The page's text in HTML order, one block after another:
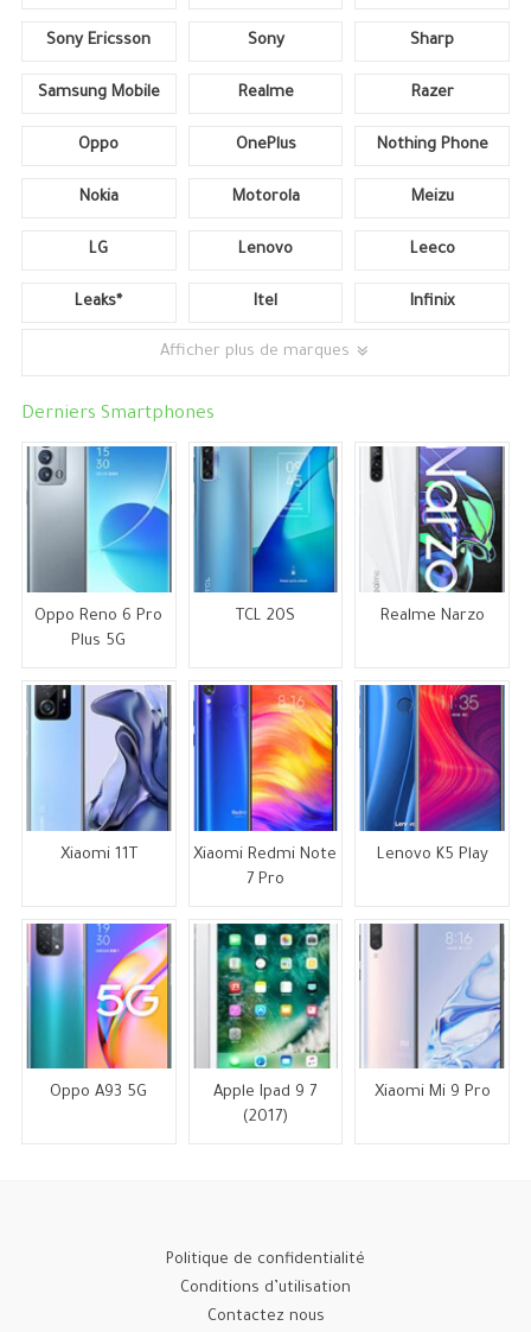
Sony Ericsson Sony Sharp
Samsung Mobile Realme Razer
Oppo OnePlus Nothing Phone
Nokia Motorola Meizu
LG Lenovo Leeco
Leaks* Itel Infinix
Afficher plus de marques
Derniers Smartphones
Oppo Reno 6 Pro
Plus 5G
TCL 20S Realme Narzo
Xiaomi 11T
Xiaomi Redmi Note
7 Pro
Lenovo K5 Play
Oppo A93 5G
Apple Ipad 9 7
(2017)
Xiaomi Mi 9 Pro
Politique de confidentialité
Conditions d’utilisation
Contactez nous